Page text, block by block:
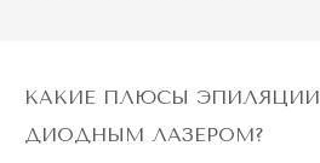
КАКИЕ ПЛЮСЫ ЭПИЛЯЦИИ
ДИОДНЫМ ЛАЗЕРОМ?